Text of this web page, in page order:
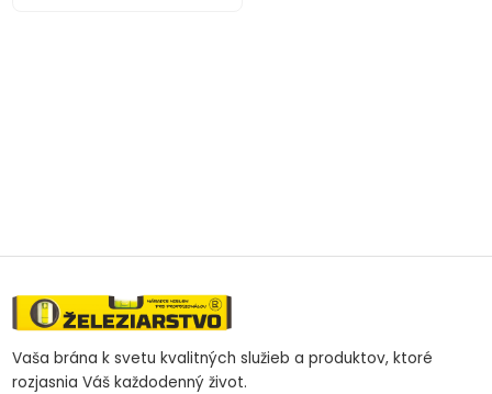
Vaša brána k svetu kvalitných služieb a produktov, ktoré
rozjasnia Váš každodenný život.